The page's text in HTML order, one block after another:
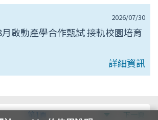
2026/07/30
啟動產學合作甄試 接軌校園培育
詳細資訊
第
第1頁
下一頁